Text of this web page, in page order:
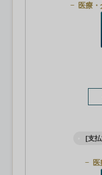
医療
[支